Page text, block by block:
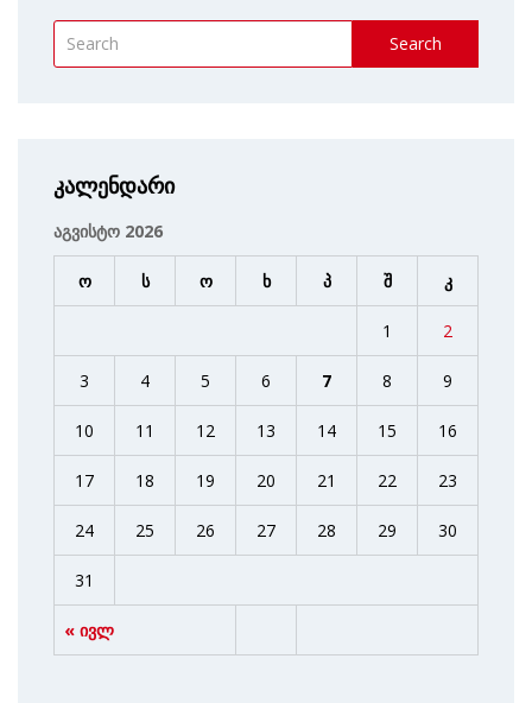
Search
კალენდარი
აგვისტო 2026
ო ს ო ხ პ შ კ
« ივლ
1 2
3 4 5 6 7 8 9
10 11 12 13 14 15 16
17 18 19 20 21 22 23
24 25 26 27 28 29 30
31